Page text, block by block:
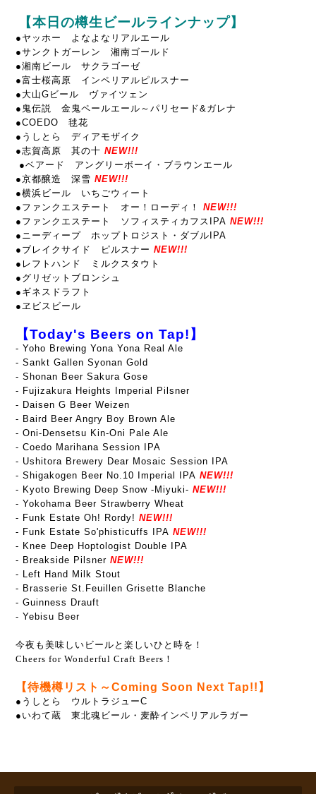
【本日の樽生ビールラインナップ】
● ヤッホー よなよなリアルエール
●サンクトガーレン 湘南ゴールド
●湘南ビール サクラゴーゼ
●富士桜高原 インペリアルピルスナー
●大山Gビール ヴァイツェン
●鬼伝説 金鬼ペールエール～パリセード&ガレナ
●COEDO 毬花
●うしとら ディアモザイク
●志賀高原 其の十 NEW!!!
●ベアード アングリーボーイ・ブラウンエール
●京都醸造 深雪 NEW!!!
●横浜ビール いちごウィート
●ファンクエステート オー！ローディ！
NEW!!!
●ファンクエステート ソフィスティカフスIPA NEW!!!
●ニーディープ ホップトロジスト・ダブルIPA
●ブレイクサイド ピルスナー NEW!!!
●レフトハンド ミルクスタウト
●グリゼットブロンシュ
●ギネスドラフト
●ヱビスビール
【Today's Beers on Tap!】
- Yoho Brewing Yona Yona Real Ale
- Sankt Gallen Syonan Gold
- Shonan Beer Sakura Gose
- Fujizakura Heights Imperial Pilsner
- Daisen G Beer Weizen
- Baird Beer Angry Boy Brown Ale
- Oni-Densetsu Kin-Oni Pale Ale
- Coedo Marihana Session IPA
- Ushitora Brewery Dear Mosaic Session IPA
- Shigakogen Beer No.10 Imperial IPA NEW!!!
- Kyoto Brewing Deep Snow -Miyuki- NEW!!!
- Yokohama Beer Strawberry Wheat
- Funk Estate Oh! Rordy! NEW!!!
- Funk Estate So'phisticuffs IPA NEW!!!
- Knee Deep Hoptologist Double IPA
- Breakside Pilsner NEW!!!
- Left Hand Milk Stout
- Brasserie St.Feuillen Grisette Blanche
- Guinness Drauft
- Yebisu Beer
今夜も美味しいビールと楽しいひと時を！
Cheers for Wonderful Craft Beers！
【待機樽リスト～Coming Soon Next Tap!!】
●うしとら ウルトラジューC
●いわて蔵 東北魂ビール・麦酔インペリアルラガー